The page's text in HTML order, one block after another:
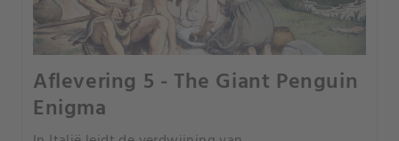
Aflevering 5 - The Giant Penguin
Enigma